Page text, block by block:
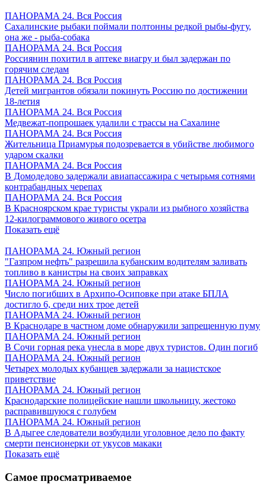
ПАНОРАМА 24. Вся Россия
Сахалинские рыбаки поймали полтонны редкой рыбы-фугу,
она же - рыба-собака
ПАНОРАМА 24. Вся Россия
Россиянин похитил в аптеке виагру и был задержан по
горячим следам
ПАНОРАМА 24. Вся Россия
Детей мигрантов обязали покинуть Россию по достижении
18-летия
ПАНОРАМА 24. Вся Россия
Медвежат-попрошаек удалили с трассы на Сахалине
ПАНОРАМА 24. Вся Россия
Жительница Приамурья подозревается в убийстве любимого
ударом скалки
ПАНОРАМА 24. Вся Россия
В Домодедово задержали авиапассажира с четырьмя сотнями
контрабандных черепах
ПАНОРАМА 24. Вся Россия
В Красноярском крае туристы украли из рыбного хозяйства
12-килограммового живого осетра
Показать ещё
ПАНОРАМА 24. Южный регион
"Газпром нефть" разрешила кубанским водителям заливать
топливо в канистры на своих заправках
ПАНОРАМА 24. Южный регион
Число погибших в Архипо-Осиповке при атаке БПЛА
достигло 6, среди них трое детей
ПАНОРАМА 24. Южный регион
В Краснодаре в частном доме обнаружили запрещенную пуму
ПАНОРАМА 24. Южный регион
В Сочи горная река унесла в море двух туристов. Один погиб
ПАНОРАМА 24. Южный регион
Четырех молодых кубанцев задержали за нацистское
приветствие
ПАНОРАМА 24. Южный регион
Краснодарские полицейские нашли школьницу, жестоко
расправившуюся с голубем
ПАНОРАМА 24. Южный регион
В Адыгее следователи возбудили уголовное дело по факту
смерти пенсионерки от укусов макаки
Показать ещё
Самое просматриваемое